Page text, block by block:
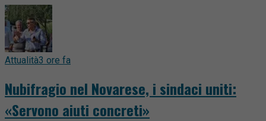
Attualità3 ore fa
Nubifragio nel Novarese, i sindaci uniti:
«Servono aiuti concreti»